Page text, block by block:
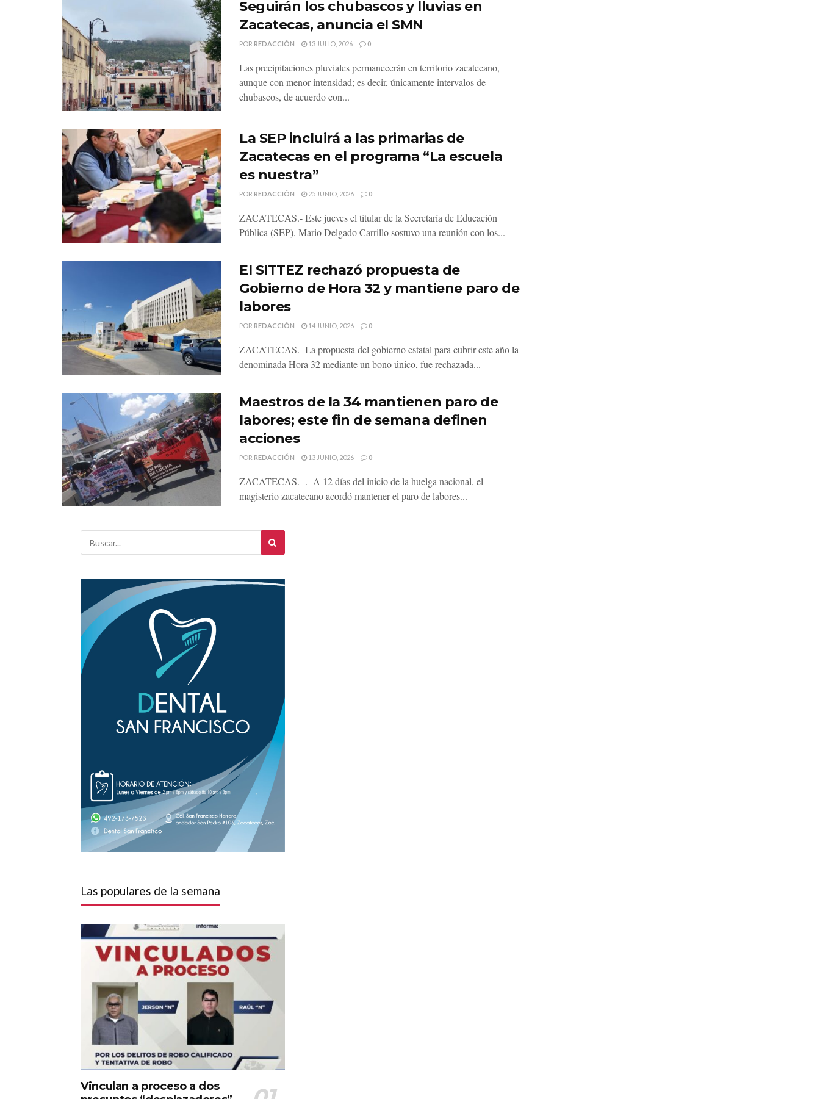
Seguirán los chubascos y lluvias en
Zacatecas, anuncia el SMN
POR REDACCIÓN 13 JULIO, 2026 0
Las precipitaciones pluviales permanecerán en territorio zacatecano,
aunque con menor intensidad; es decir, únicamente intervalos de
chubascos, de acuerdo con...
La SEP incluirá a las primarias de
Zacatecas en el programa “La escuela
es nuestra”
POR REDACCIÓN 25 JUNIO, 2026 0
ZACATECAS.- Este jueves el titular de la Secretaría de Educación
Pública (SEP), Mario Delgado Carrillo sostuvo una reunión con los...
El SITTEZ rechazó propuesta de
Gobierno de Hora 32 y mantiene paro de
labores
POR REDACCIÓN 14 JUNIO, 2026 0
ZACATECAS. -La propuesta del gobierno estatal para cubrir este año la
denominada Hora 32 mediante un bono único, fue rechazada...
Maestros de la 34 mantienen paro de
labores; este fin de semana definen
acciones
POR REDACCIÓN 13 JUNIO, 2026 0
ZACATECAS.- .- A 12 días del inicio de la huelga nacional, el
magisterio zacatecano acordó mantener el paro de labores...
Las populares de la semana
Vinculan a proceso a dos